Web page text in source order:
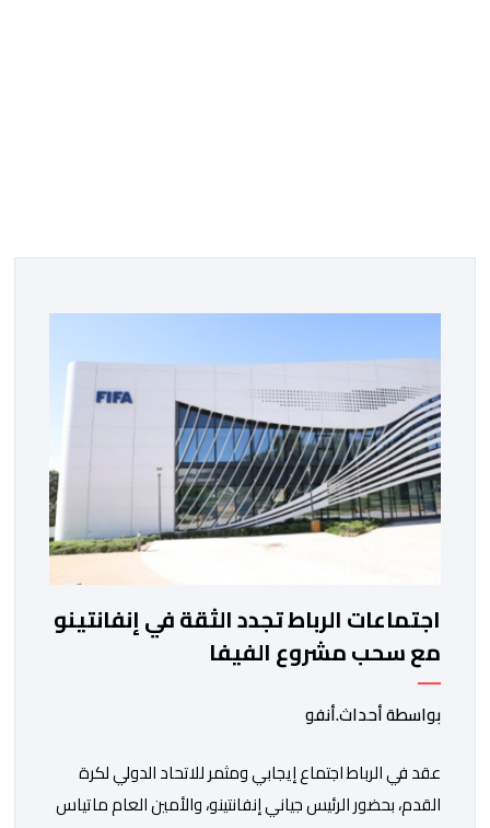
اجتماعات الرباط تجدد الثقة في إنفانتينو
مع سحب مشروع الفيفا
بواسطة أحداث.أنفو
عقد في الرباط اجتماع إيجابي ومثمر للاتحاد الدولي لكرة
القدم، بحضور الرئيس جياني إنفانتينو، والأمين العام ماتياس